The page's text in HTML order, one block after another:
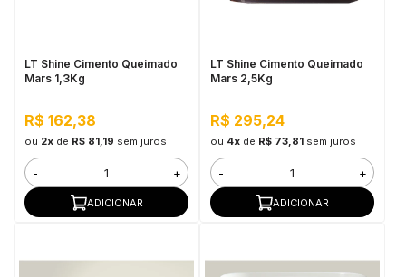
LT Shine Cimento Queimado
Mars 1,3Kg
R$ 162,38
ou 2xde R$ 81,19 sem juros
- +
ADICIONAR
LT Shine Cimento Queimado
Mars 2,5Kg
R$ 295,24
ou 4xde R$ 73,81 sem juros
- +
ADICIONAR